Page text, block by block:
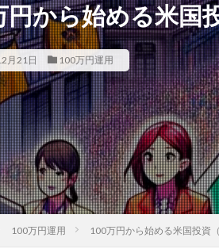
円から始める米国
月21日 100万円運用
100万円運用 100万円から始める米国投資